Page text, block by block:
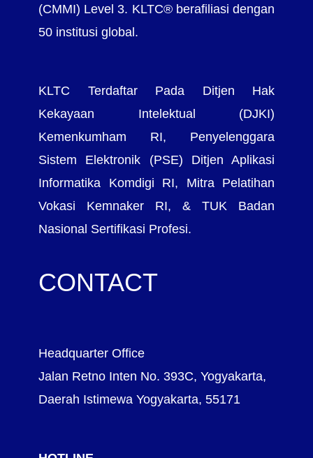
(CMMI) Level 3. KLTC® berafiliasi dengan
50 institusi global.
KLTC Terdaftar Pada Ditjen Hak
Kekayaan Intelektual (DJKI)
Kemenkumham RI, Penyelenggara
Sistem Elektronik (PSE) Ditjen Aplikasi
Informatika Komdigi RI, Mitra Pelatihan
Vokasi Kemnaker RI, & TUK Badan
Nasional Sertifikasi Profesi.
CONTACT
Headquarter Office
Jalan Retno Inten No. 393C, Yogyakarta,
Daerah Istimewa Yogyakarta, 55171